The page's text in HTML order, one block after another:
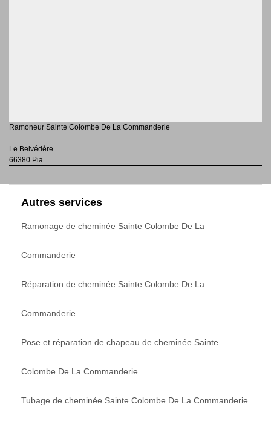
Ramoneur Sainte Colombe De La Commanderie
Le Belvédère
66380 Pia
Autres services
Ramonage de cheminée Sainte Colombe De La
Commanderie
Réparation de cheminée Sainte Colombe De La
Commanderie
Pose et réparation de chapeau de cheminée Sainte
Colombe De La Commanderie
Tubage de cheminée Sainte Colombe De La Commanderie